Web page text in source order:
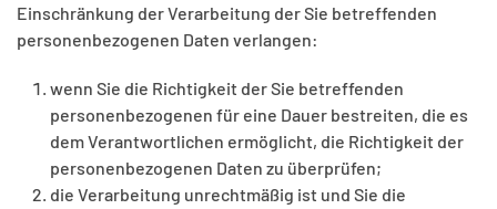
Einschränkung der Verarbeitung der Sie betreffenden
personenbezogenen Daten verlangen:
wenn Sie die Richtigkeit der Sie betreffenden
personenbezogenen für eine Dauer bestreiten, die es
dem Verantwortlichen ermöglicht, die Richtigkeit der
personenbezogenen Daten zu überprüfen;
die Verarbeitung unrechtmäßig ist und Sie die